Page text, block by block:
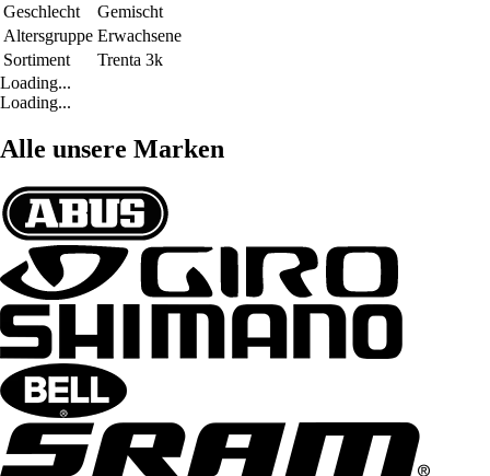
Geschlecht
Gemischt
Altersgruppe Erwachsene
Sortiment
Trenta 3k
Loading...
Loading...
Alle unsere Marken